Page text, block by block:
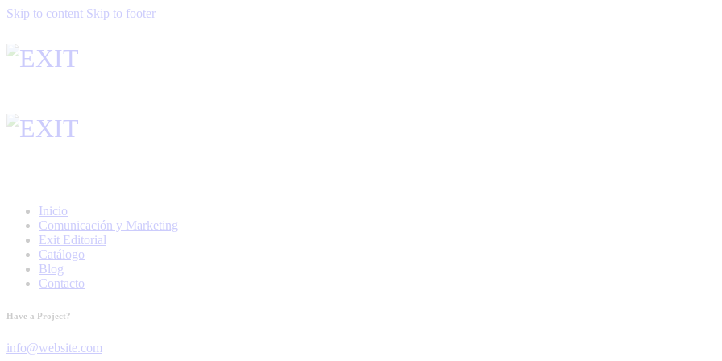
Skip to content Skip to footer
Inicio
Comunicación y Marketing
Exit Editorial
Catálogo
Blog
Contacto
Have a Project?
info@website.com